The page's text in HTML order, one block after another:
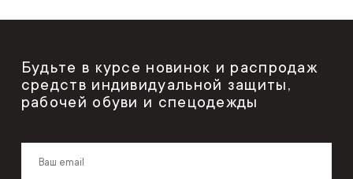
Будьте в курсе новинок и распродаж
средств индивидуальной защиты,
рабочей обуви и спецодежды